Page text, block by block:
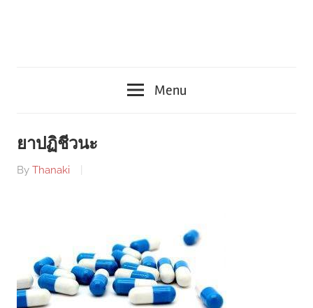
Menu
ยาปฏิชีวนะ
By Thanaki